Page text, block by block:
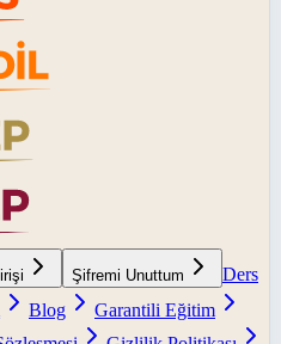
Şifremi Unuttum
Ders
Blog
Garantili Eğitim